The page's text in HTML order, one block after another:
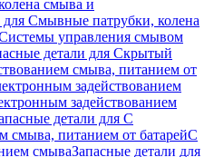
смыва и
для Смывные патрубки, колена
управления смывом
детали для Скрытый
смыва, питанием от
задействованием
задействованием
детали для С
смыва, питанием от батарейС
смываЗапасные детали для